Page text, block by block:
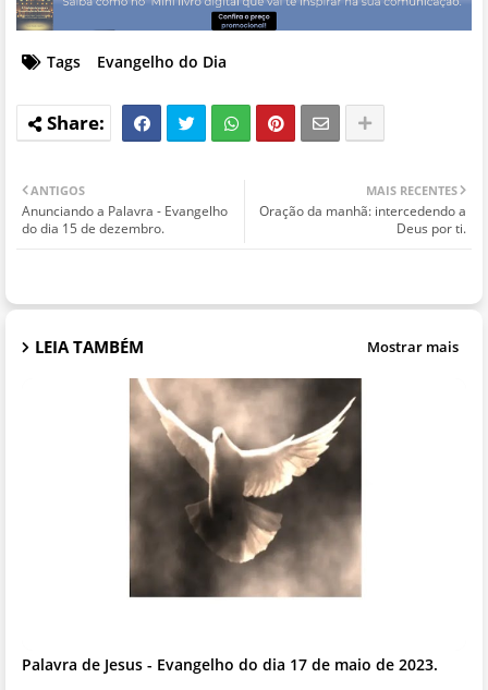
Tags Evangelho do Dia
MAIS RECENTES
Oração da manhã: intercedendo a
Deus por ti.
ANTIGOS
Anunciando a Palavra - Evangelho
do dia 15 de dezembro.
LEIA TAMBÉM Mostrar mais
Palavra de Jesus - Evangelho do dia 17 de maio de 2023.